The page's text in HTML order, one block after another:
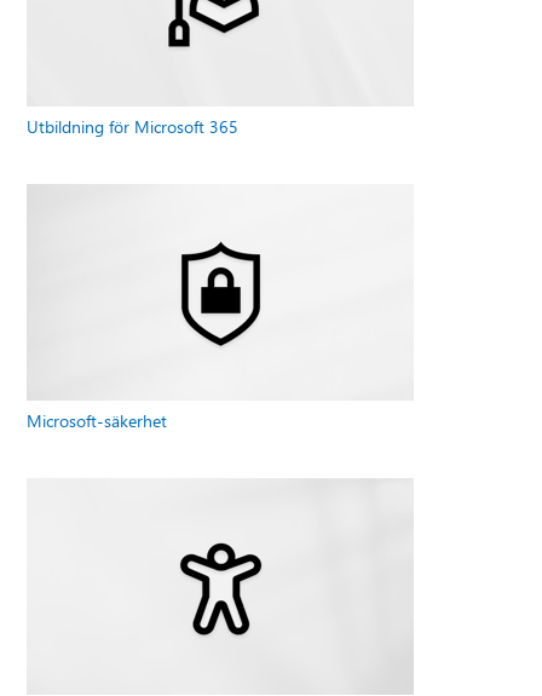
Utbildning för Microsoft 365
Microsoft-säkerhet